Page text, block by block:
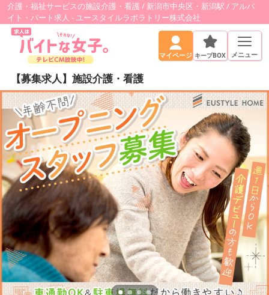
介護・福祉サービスの施設介護・看護 / 新潟市中央区・新潟駅 / アルバ
イト・パート求人 - ユースタイルラボラトリー株式会社
マイページ キープBOX メニュー
【募集求人】施設介護・看護